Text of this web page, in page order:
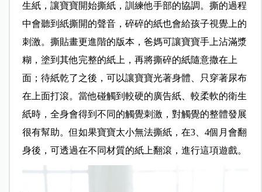
生紙，讓寶寶開始撕紙，訓練他手部的協調。撕的過程
中會聽到紙撕開的聲音，碎碎的紙也會給孩子視覺上的
刺激。撕貼畫更進階的版本，爸媽可讓寶寶手上沾滿漿
糊，塗到其他完整的紙上，再將撕碎的紙隨意撒在上
面；待紙乾了之後，可以讓寶寶光著身體、只穿著尿布
在上面打滾。當他碰觸到較硬的廣告紙、較柔軟的衛生
紙時，全身會得到不同的觸覺刺激，對觸覺的整體發展
很有幫助。但如果寶寶太小無法撕紙，在3、4個月會翻
身後，可透過在不同材質的紙上翻滾，進行這項遊戲。